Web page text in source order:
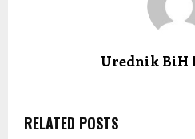
Urednik BiH
RELATED POSTS